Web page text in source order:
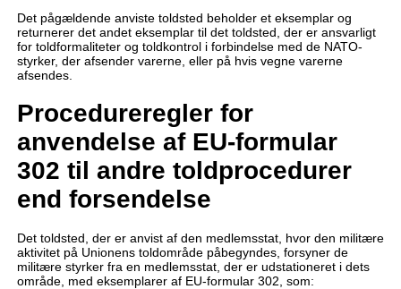
Det pågældende anviste toldsted beholder et eksemplar og
returnerer det andet eksemplar til det toldsted, der er ansvarligt
for toldformaliteter og toldkontrol i forbindelse med de NATO-
styrker, der afsender varerne, eller på hvis vegne varerne
afsendes.
Procedureregler for
anvendelse af EU-formular
302 til andre toldprocedurer
end forsendelse
Det toldsted, der er anvist af den medlemsstat, hvor den militære
aktivitet på Unionens toldområde påbegyndes, forsyner de
militære styrker fra en medlemsstat, der er udstationeret i dets
område, med eksemplarer af EU-formular 302, som: